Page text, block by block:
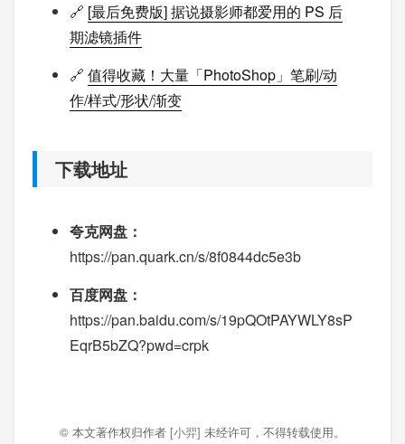
🔗 [最后免费版] 据说摄影师都爱用的 PS 后
期滤镜插件
🔗 值得收藏！大量「PhotoShop」笔刷/动
作/样式/形状/渐变
下载地址
夸克网盘：
https://pan.quark.cn/s/8f0844dc5e3b
百度网盘：
https://pan.baidu.com/s/19pQOtPAYWLY8sP
EqrB5bZQ?pwd=crpk
© 本文著作权归作者 [小羿] 未经许可，不得转载使用。